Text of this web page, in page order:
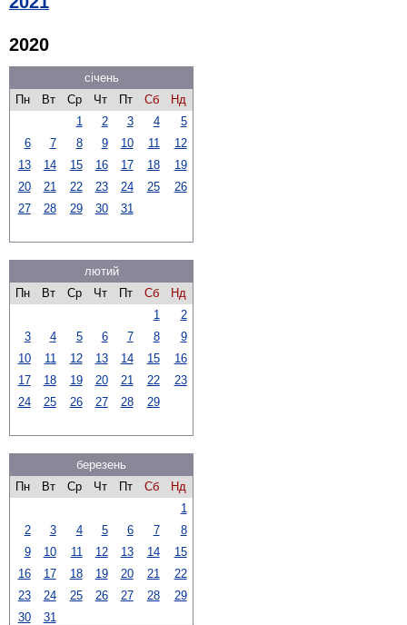
2020
січень
Пн
Вт Ср Чт Пт Сб
Нд
1
2 3 4
5
6
7 8 9 10 11
12
13
14 15 16 17 18
19
20
21 22 23 24 25
26
27
28 29 30 31
лютий
Пн
Вт Ср Чт Пт Сб
Нд
1
2
3
4 5 6 7 8
9
10
11 12 13 14 15
16
17
18 19 20 21 22
23
24
25 26 27 28 29
березень
Пн
Вт Ср Чт Пт Сб
Нд
1
2
3 4 5 6 7
8
9
10 11 12 13 14
15
16
17 18 19 20 21
22
23
24 25 26 27 28
29
30
31